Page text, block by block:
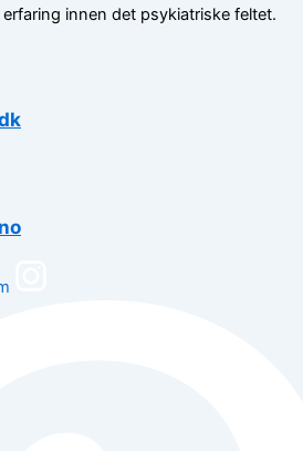
innen det psykiatriske feltet.